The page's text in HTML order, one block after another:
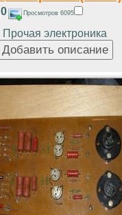
0 Просмотров 6095
Прочая электроника